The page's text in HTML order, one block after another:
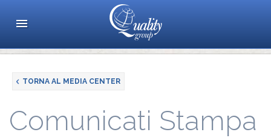
TORNA AL MEDIA CENTER
Comunicati Stampa